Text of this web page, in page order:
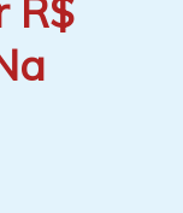
R$